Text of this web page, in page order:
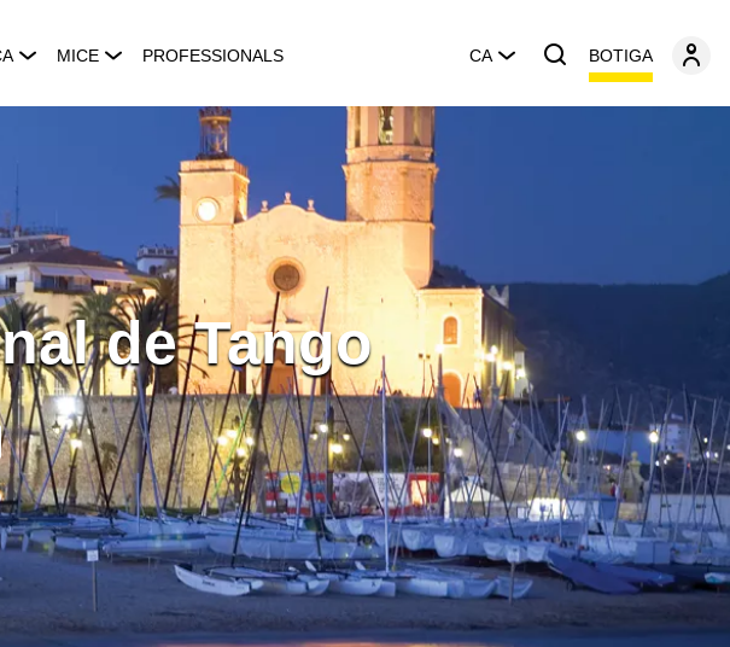
MICE PROFESSIONALS CA BOTIGA
de Tango